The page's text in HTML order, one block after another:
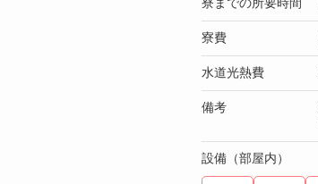
寮費
水道光熱費
備考
設備（部屋内）